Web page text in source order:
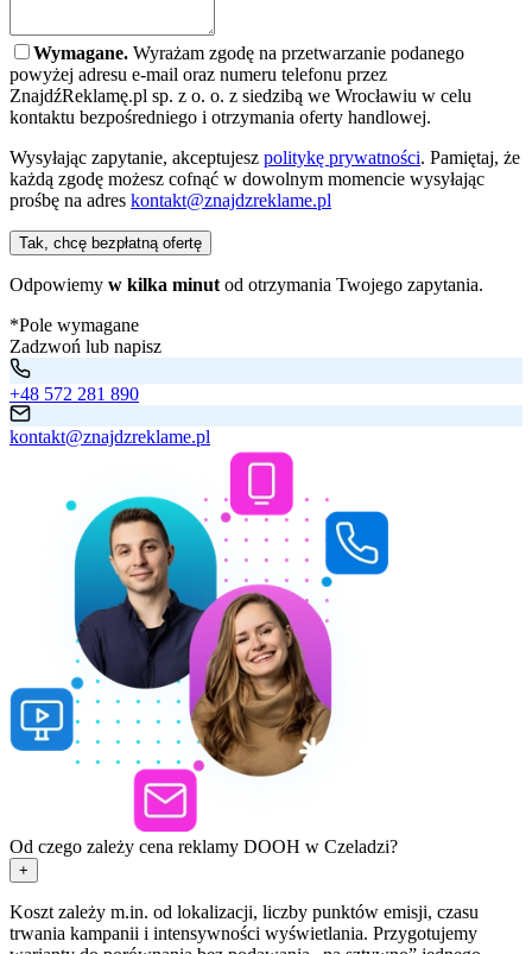
Wymagane. Wyrażam zgodę na przetwarzanie podanego
powyżej adresu e-mail oraz numeru telefonu przez
ZnajdźReklamę.pl sp. z o. o. z siedzibą we Wrocławiu w celu
kontaktu bezpośredniego i otrzymania oferty handlowej.
Wysyłając zapytanie, akceptujesz politykę prywatności. Pamiętaj, że
każdą zgodę możesz cofnąć w dowolnym momencie wysyłając
prośbę na adres kontakt@znajdzreklame.pl
Tak, chcę bezpłatną ofertę
Odpowiemy w kilka minut od otrzymania Twojego zapytania.
*Pole wymagane
Zadzwoń lub napisz
+48 572 281 890
kontakt@znajdzreklame.pl
Od czego zależy cena reklamy DOOH w Czeladzi?
+
Koszt zależy m.in. od lokalizacji, liczby punktów emisji, czasu
trwania kampanii i intensywności wyświetlania. Przygotujemy